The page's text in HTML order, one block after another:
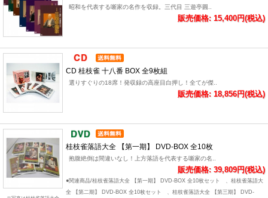
昭和を代表する噺家の名作を収録。三代目 三遊亭圓..
販売価格: 15,400円(税込)
CD 桂枝雀 十八番 BOX 全9枚組
選りすぐりの18席！発収録の高座目白押し！全てが傑..
販売価格: 18,856円(税込)
桂枝雀落語大全 【第一期】 DVD-BOX 全10枚
抱腹絶倒は間違いなし！上方落語を代表する噺家の名..
販売価格: 39,809円(税込)
●関連商品/桂枝雀落語大全 【第一期】 DVD-BOX 全10枚セット 、桂枝雀落語大
全 【第二期】 DVD-BOX 全10枚セット 、桂枝雀落語大全 【第三期】 DVD-